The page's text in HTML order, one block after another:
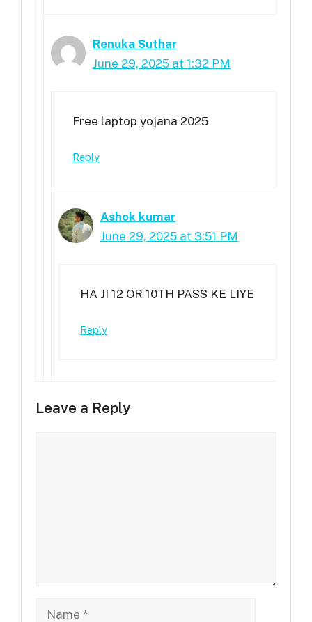
Renuka Suthar
June 29, 2025 at 1:32 PM
Free laptop yojana 2025
Reply
Ashok kumar
June 29, 2025 at 3:51 PM
HA JI 12 OR 10TH PASS KE LIYE
Reply
Leave a Reply